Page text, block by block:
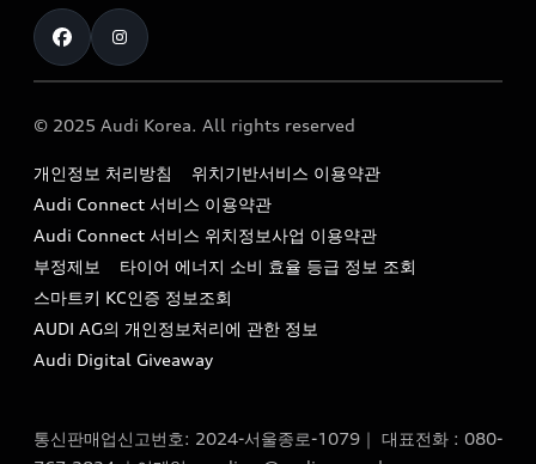
The new Audi A6 Taste Drive 이벤트
내비게이션 데이터 다운로드
아우디 영상 매뉴얼
서비스 센터
서비스 프로그램
아우디 e-tron 케어 프로그램
사설수리업체를 위한 권고사항
Formula 1
Audi Story
아우디코리아 소식
아우디코리아 소개
아우디 스토리
아우디 브랜드 히스토리
quattro 시스템
통신판매업신고번호 : 2024-서울종로-1079
대표자명 : 틸 셰어
딩)
이메일 : audi_m@audi-ccc.co.kr
© 2025 Audi Korea. All rights reserved
개인정보 처리방침
위치기반서비스 이용약관
Audi Connect 서비스 이용약관
Audi Connect 서비스 위치정보사업 이용약관
부정제보
타이어 에너지 소비 효율 등급 정보 조회
스마트키 KC인증 정보조회
AUDI AG의 개인정보처리에 관한 정보
Audi Digital Giveaway
통신판매업신고번호: 2024-서울종로-1079｜ 대표전화 : 080-